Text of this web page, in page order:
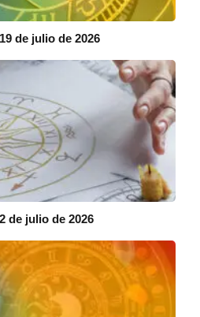
de julio de 2026
de julio de 2026